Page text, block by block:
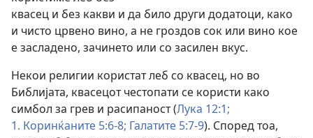
квасец и без какви и да било други додатоци, како
и чисто црвено вино, а не гроздов сок или вино кое
е засладено, зачинето или со засилен вкус.
Некои религии користат леб со квасец, но во
Библијата, квасецот честопати се користи како
симбол за грев и расипаност (Лука 12:1;
1. Коринќаните 5:6-8; Галатите 5:7-9). Според тоа,